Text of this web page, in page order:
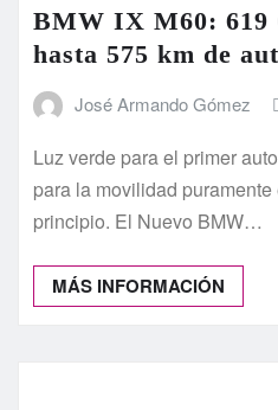
BMW IX M60: 619
hasta 575 km de
José Armando Gómez
Luz verde para el primer
para la movilidad
principio. El Nuevo BMW…
MÁS INFORMACIÓN